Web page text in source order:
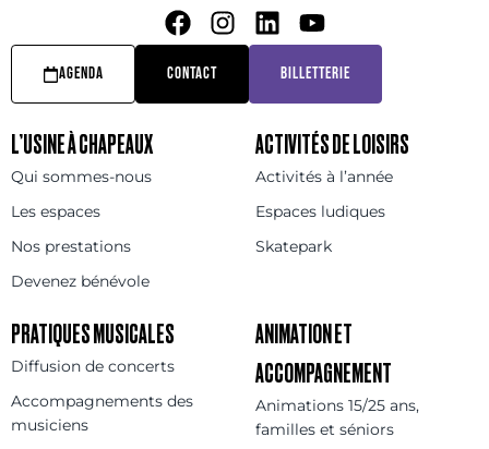
AGENDA CONTACT BILLETTERIE
L’USINE À CHAPEAUX
Qui sommes-nous
Les espaces
Nos prestations
Devenez bénévole
ACTIVITÉS DE LOISIRS
Activités à l’année
Espaces ludiques
Skatepark
PRATIQUES MUSICALES
Diffusion de concerts
Accompagnements des
musiciens
ANIMATION ET
ACCOMPAGNEMENT
Animations 15/25 ans,
familles et séniors